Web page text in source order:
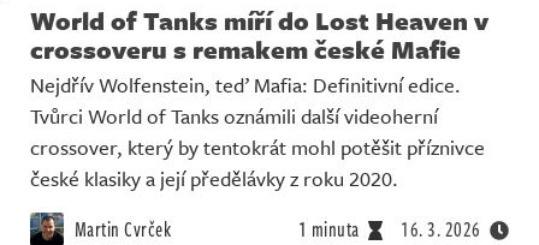
Databáze
Komunita
Redakce
Živě
World of Tanks míří do Lost Heaven v
crossoveru s remakem české Mafie
Nejdřív Wolfenstein, teď Mafia: Definitivní edice.
Tvůrci World of Tanks oznámili další videoherní
crossover, který by tentokrát mohl potěšit příznivce
české klasiky a její předělávky z roku 2020.
Martin Cvrček 1 minuta 16. 3. 2026